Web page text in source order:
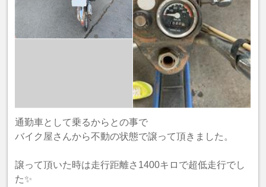
通勤車として乗るからとの事で
バイク屋さんから不動の状態で譲って頂きました。
譲って頂いた時は走行距離さ1400キロで超低走行でし
た✨